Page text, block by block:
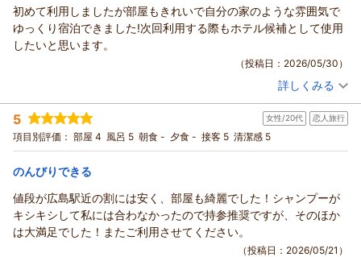
初めて利用しましたが部屋もきれいで自分の家のような雰囲気で
ゆっくり宿泊できました!次回利用する際もホテル候補として使用
したいと思います。
（投稿日：2026/05/30）
投稿者： としきさん(男性/30代)
宿泊プラン： チェックイン21:00まで限定【喫煙】★ハイグレードシングル
プラン★
シングル 食事なし
宿泊価格帯： 7,001～8,000円(大人一人あたり/税込)
としき様
この度は当館をご利用いただき、誠にありがとうございます。
ご自宅のようにゆったりとお過ごしいただけたようで、とても
詳しくみる
5 女性/20代 恋人旅行
項目別評価： 部屋 4 風呂 5 朝食 - 夕食 - 接客 5 清潔感 5
のんびりできる
値段が広島駅近の割には安く、部屋も綺麗でした！シャンプーが
キシキシして私には合わなかったので持参推奨ですが、そのほか
は大満足でした！またご利用させてください。
（投稿日：2026/05/21）